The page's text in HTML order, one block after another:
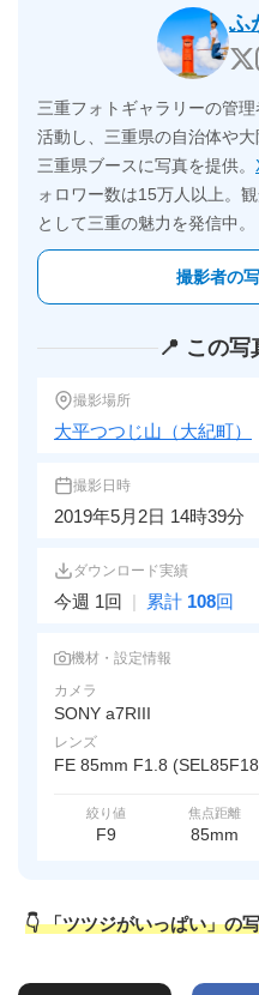
ふ
三重フォトギャラリーの管
活動し、三重県の自治体や
三重県ブースに写真を提供。
ォロワー数は15万人以上。
として三重の魅力を発信中。
撮影者の
📍 この写
撮影場所
大平つつじ山（大紀町）
撮影日時
2019年5月2日 14時39分
ダウンロード実績
今週 1回 | 累計 108回
機材・設定情報
カメラ
SONY a7RIII
レンズ
FE 85mm F1.8
絞り値
F9
焦点距離
85mm
👇 「ツツジがいっぱい」の